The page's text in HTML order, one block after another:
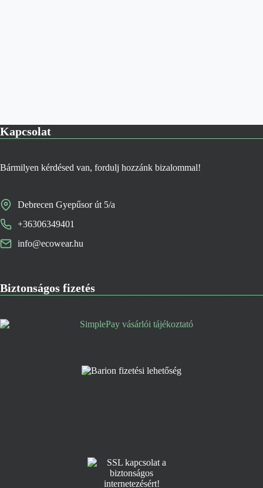
Kapcsolat
Bármilyen kérdésed van, fordulj hozzánk bizalommal!
Debrecen Gyepűsor út 5/a
+36306349401
info@ecowear.hu
Biztonságos fizetés